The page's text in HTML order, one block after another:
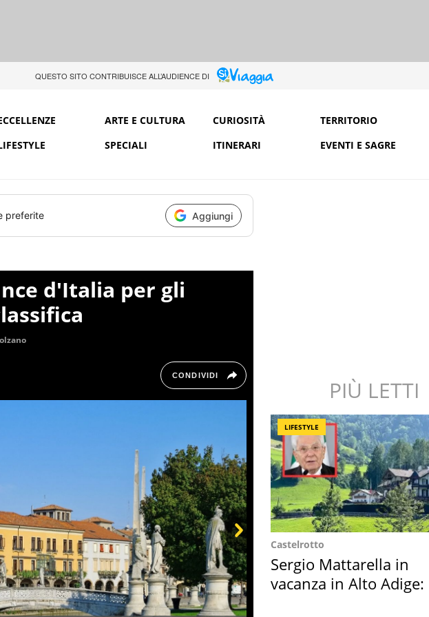
QUESTO SITO CONTRIBUISCE ALL’AUDIENCE DI
ARTE E CULTURA CURIOSITÀ
TERRITORIO
SPECIALI ITINERARI EVENTI E SAGRE
preferite Aggiungi
d'Italia per gli
CONDIVIDI
Next
PIÙ LETTI
LIFESTYLE
Castelrotto
Sergio Mattarella in
vacanza in Alto Adige: